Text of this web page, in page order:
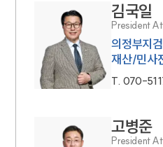
김국일
President
의정부지
재산/민사
T. 070-
고병준
President